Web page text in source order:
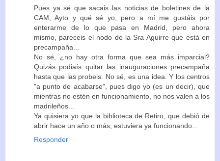
Pues ya sé que sacais las noticias de boletines de la
CAM, Ayto y qué sé yo, pero a mí me gustáis por
enterarme de lo que pasa en Madrid, pero ahora
mismo, pareceis el nodo de la Sra Aguirre que está en
precampaña...
No sé, ¿no hay otra forma que sea más imparcial?
Quizás podiaís quitar las inauguraciones precampaña
hasta que las probeis. No sé, es una idea. Y los centros
"a punto de acabarse", pues digo yo (es un decir), que
mientras no estén en funcionamiento, no nos valen a los
madrileños...
Ya quisiera yo que la biblioteca de Retiro, que debió de
abrir hace un año o más, estuviera ya funcionando...
Responder